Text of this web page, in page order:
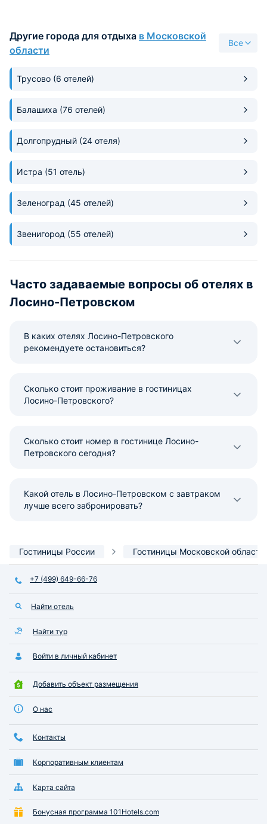
Другие города для отдыха в Московской
области
Все
Трусово (6 отелей)
Балашиха (76 отелей)
Долгопрудный (24 отеля)
Истра (51 отель)
Зеленоград (45 отелей)
Звенигород (55 отелей)
Часто задаваемые вопросы об отелях в
Лосино-Петровском
В каких отелях Лосино-Петровского
рекомендуете остановиться?
Сколько стоит проживание в гостиницах
Лосино-Петровского?
Сколько стоит номер в гостинице Лосино-
Петровского сегодня?
Какой отель в Лосино-Петровском с завтраком
лучше всего забронировать?
Гостиницы России Гостиницы Московской области
+7 (499) 649-66-76
Найти отель
Найти тур
Войти в личный кабинет
Добавить объект размещения
О нас
Контакты
Корпоративным клиентам
Карта сайта
Бонусная программа 101Hotels.com